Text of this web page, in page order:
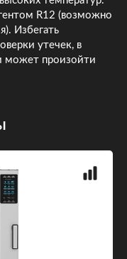
R12 (возможно
Избегать
утечек, в
может произойти